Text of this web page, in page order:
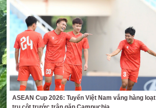
ASEAN Cup 2026: Tuyển Việt Nam vắng hàng loạt